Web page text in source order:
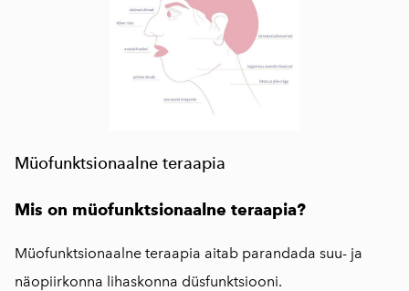
Müofunktsionaalne teraapia
Mis on müofunktsionaalne teraapia?
Müofunktsionaalne teraapia aitab parandada suu- ja
näopiirkonna lihaskonna düsfunktsiooni.